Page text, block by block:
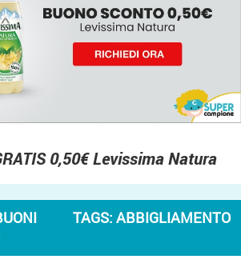
0,50€ Levissima Natura
TAGS: ABBIGLIAMENTO